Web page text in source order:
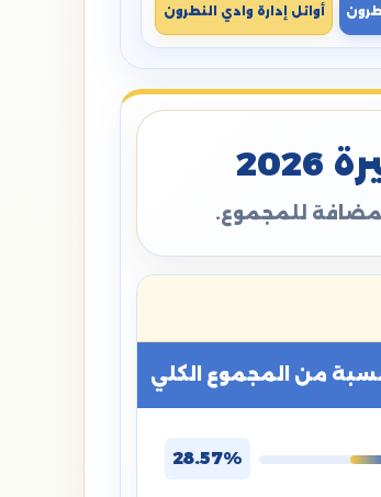
أوائل إدارة وادي النطرون
للمجموع.
من المجموع الكلي
28.57%